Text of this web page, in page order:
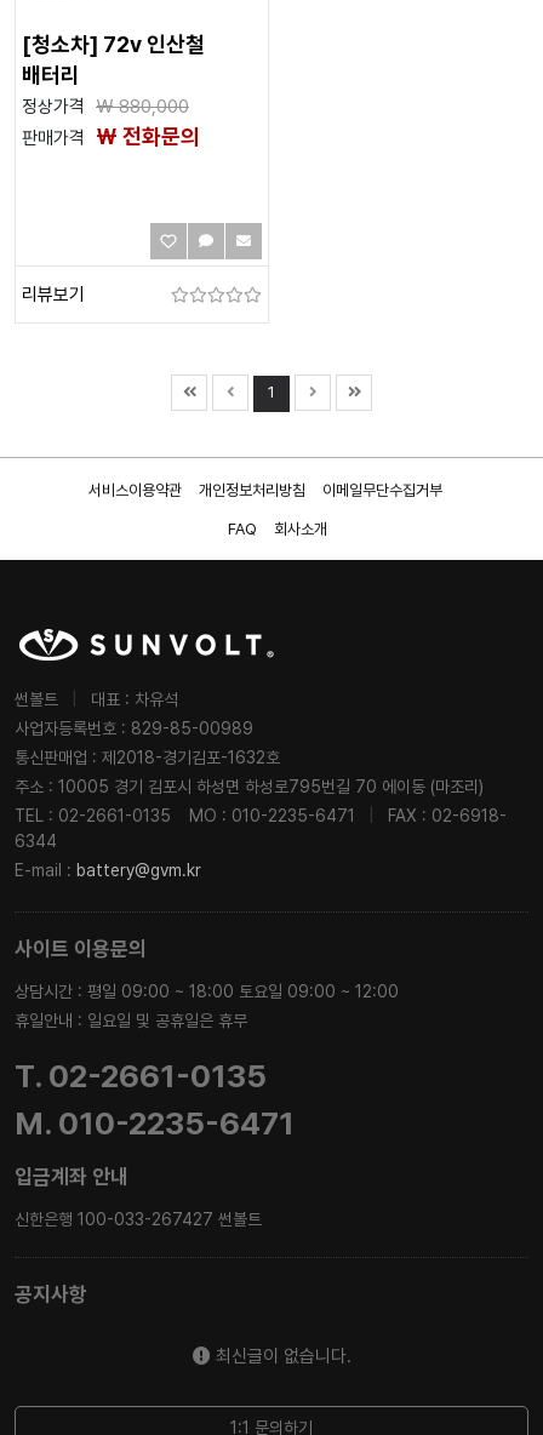
[청소차] 72v 인산철
배터리
정상가격 ₩880,000
판매가격
₩ 전화문의
리뷰보기
1
서비스이용약관 개인정보처리방침 이메일무단수집거부
FAQ 회사소개
썬볼트
대표 : 차유석
사업자등록번호 : 829-85-00989
통신판매업 : 제2018-경기김포-1632호
주소 : 10005 경기 김포시 하성면 하성로795번길 70 에이동 (마조리)
TEL : 02-2661-0135
MO : 010-2235-6471
FAX : 02-6918-
6344
E-mail : battery@gvm.kr
사이트 이용문의
상담시간 : 평일 09:00 ~ 18:00 토요일 09:00 ~ 12:00
휴일안내 : 일요일 및 공휴일은 휴무
T. 02-2661-0135
M. 010-2235-6471
입금계좌 안내
신한은행 100-033-267427 썬볼트
공지사항
최신글이 없습니다.
1:1 문의하기